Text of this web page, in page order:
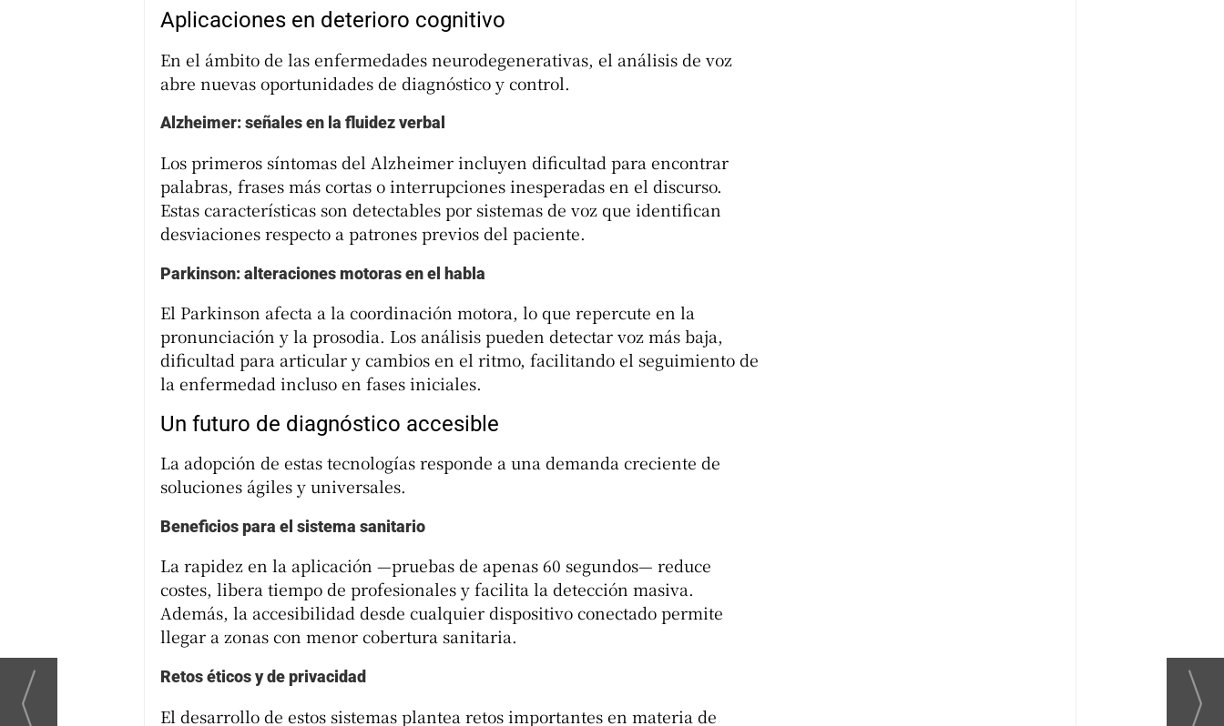
Aplicaciones en deterioro cognitivo
En el ámbito de las enfermedades neurodegenerativas, el análisis de voz
abre nuevas oportunidades de diagnóstico y control.
Alzheimer: señales en la fluidez verbal
Los primeros síntomas del Alzheimer incluyen dificultad para encontrar
palabras, frases más cortas o interrupciones inesperadas en el discurso.
Estas características son detectables por sistemas de voz que identifican
desviaciones respecto a patrones previos del paciente.
Parkinson: alteraciones motoras en el habla
El Parkinson afecta a la coordinación motora, lo que repercute en la
pronunciación y la prosodia. Los análisis pueden detectar voz más baja,
dificultad para articular y cambios en el ritmo, facilitando el seguimiento de
la enfermedad incluso en fases iniciales.
Un futuro de diagnóstico accesible
La adopción de estas tecnologías responde a una demanda creciente de
soluciones ágiles y universales.
Beneficios para el sistema sanitario
La rapidez en la aplicación —pruebas de apenas 60 segundos— reduce
costes, libera tiempo de profesionales y facilita la detección masiva.
Además, la accesibilidad desde cualquier dispositivo conectado permite
llegar a zonas con menor cobertura sanitaria.
Retos éticos y de privacidad
El desarrollo de estos sistemas plantea retos importantes en materia de